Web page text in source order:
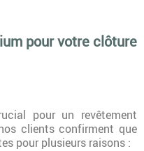
pour votre clôture
pour un revêtement
clients confirment que
pour plusieurs raisons :